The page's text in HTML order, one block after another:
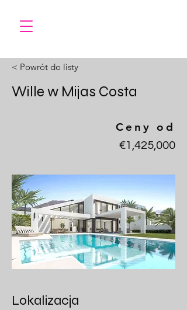
< Powrót do listy
Wille w Mijas Costa
Ceny od
€1,425,000
Lokalizacja